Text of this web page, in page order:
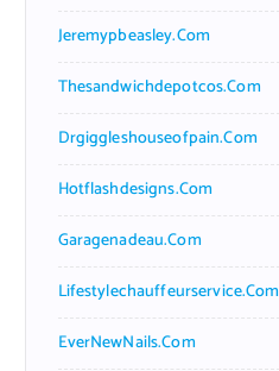
Jeremypbeasley.com
Thesandwichdepotcos.com
Drgiggleshouseofpain.com
Hotflashdesigns.com
Garagenadeau.com
Lifestylechauffeurservice.com
EverNewNails.com